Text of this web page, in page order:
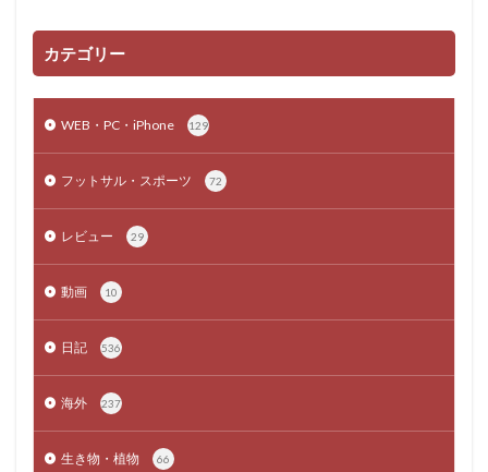
カテゴリー
WEB・PC・iPhone 129
フットサル・スポーツ 72
レビュー 29
動画 10
日記 536
海外 237
生き物・植物 66